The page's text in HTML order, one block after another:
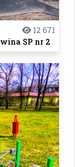
12 671
SP nr 2